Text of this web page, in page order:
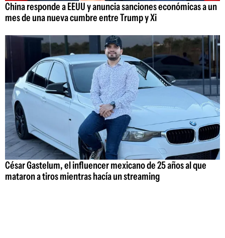
China responde a EEUU y anuncia sanciones económicas a un
mes de una nueva cumbre entre Trump y Xi
César Gastelum, el influencer mexicano de 25 años al que
mataron a tiros mientras hacía un streaming